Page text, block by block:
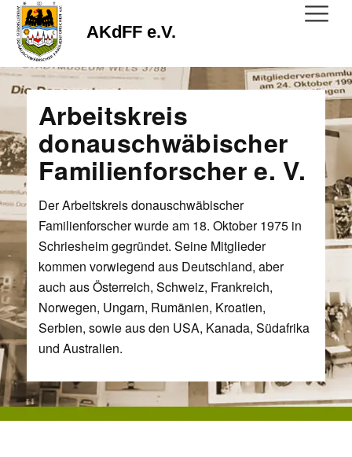
AKdFF e.V.
Arbeitskreis
donauschwäbischer
Familienforscher e. V.
Der Arbeitskreis donauschwäbischer
Familienforscher wurde am 18. Oktober 1975 in
Schriesheim gegründet. Seine Mitglieder
kommen vorwiegend aus Deutschland, aber
auch aus Österreich, Schweiz, Frankreich,
Norwegen, Ungarn, Rumänien, Kroatien,
Serbien, sowie aus den USA, Kanada, Südafrika
und Australien.